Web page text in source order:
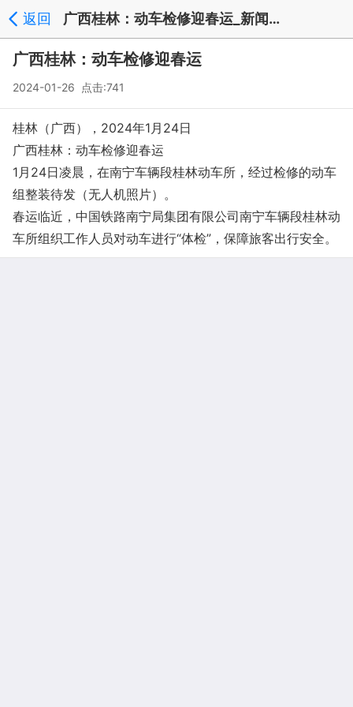
返回 广西桂林：动车检修迎春运_新闻中心
广西桂林：动车检修迎春运
2024-01-26 点击:741
桂林（广西），2024年1月24日
广西桂林：动车检修迎春运
1月24日凌晨，在南宁车辆段桂林动车所，经过检修的动车
组整装待发（无人机照片）。
春运临近，中国铁路南宁局集团有限公司南宁车辆段桂林动
车所组织工作人员对动车进行“体检”，保障旅客出行安全。